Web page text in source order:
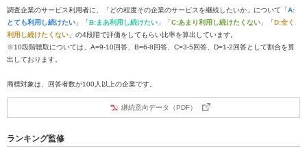
調査企業のサービス利用者に、「どの程度その企業のサービスを継続したいか」について「A:
とても利用し続けたい 」「B:まあ利用し続けたい 」「C:あまり利用し続けたくない 」「D:全く
利用し続けたくない 」の4段階で評価をしてもらい比率を算出しています。
※10段階聴取については、A=9-10回答、B=6-8回答、C=3-5回答、D=1-2回答として割合を算
出しております。
商標対象は、回答者数が100人以上の企業です。
継続意向データ（PDF）
ランキング監修